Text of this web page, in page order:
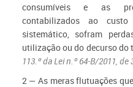
consumíveis e as
contabilizados ao
sistemático, sofram
utilização ou do decurso do
113.º da Lei n.º 64-B/2011,
2 — As meras flutuações